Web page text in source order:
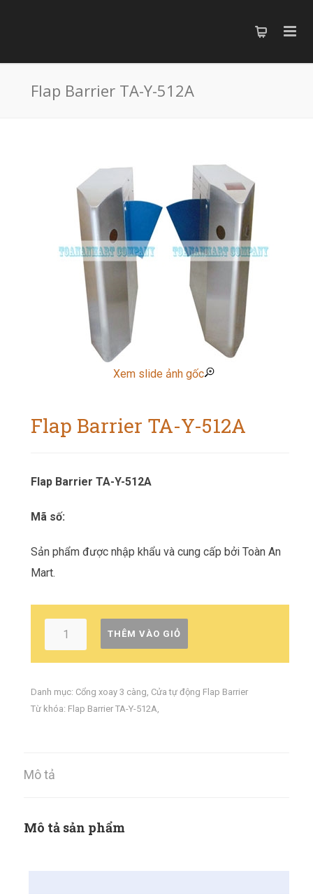
Flap Barrier TA-Y-512A
Xem slide ảnh gốc
Flap Barrier TA-Y-512A
Flap Barrier TA-Y-512A
Mã số:
Sản phẩm được nhập khẩu và cung cấp bởi Toàn An
Mart.
THÊM VÀO GIỎ
Danh mục: Cổng xoay 3 càng, Cửa tự động Flap Barrier
Từ khóa: Flap Barrier TA-Y-512A,
Mô tả
Mô tả sản phẩm